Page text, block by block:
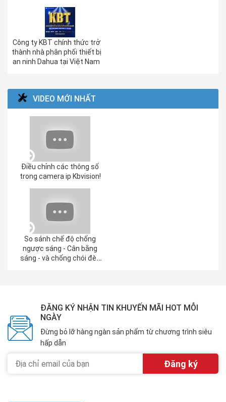
Công ty KBT chính thức trở
thành nhà phân phối thiết bị
an ninh Dahua tại Việt Nam
VIDEO MỚI NHẤT
Điều chỉnh các thông số
trong camera ip Kbvision!
So sánh chế độ chống
ngược sáng - Cân bằng
sáng - và chống chói đèn
ĐĂNG KÝ NHẬN TIN KHUYẾN MÃI HOT MỖI
NGÀY
Đừng bỏ lỡ hàng ngàn sản phẩm từ chương trình siêu
hấp dẫn